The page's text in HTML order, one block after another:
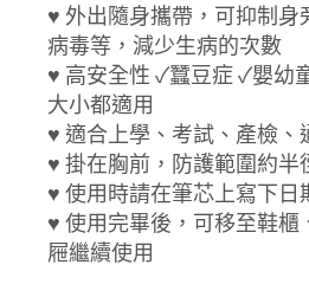
♥ 外出隨身攜帶，可抑制身
病毒等，減少生病的次數
♥ 高安全性 ✓蠶豆症 ✓嬰幼
大小都適用
♥ 適合上學、考試、產檢
♥ 掛在胸前，防護範圍約
♥ 使用時請在筆芯上寫下日
♥ 使用完畢後，可移至鞋櫃
屜繼續使用